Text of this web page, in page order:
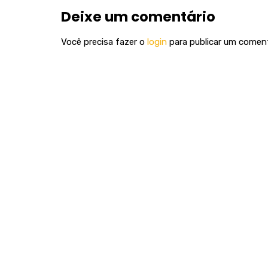
Deixe um comentário
Você precisa fazer o login para publicar um